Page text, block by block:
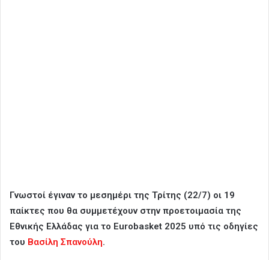
Γνωστοί έγιναν το μεσημέρι της Τρίτης (22/7) οι 19
παίκτες που θα συμμετέχουν στην προετοιμασία της
Εθνικής Ελλάδας για το Eurobasket 2025 υπό τις οδηγίες
του Βασίλη Σπανούλη.